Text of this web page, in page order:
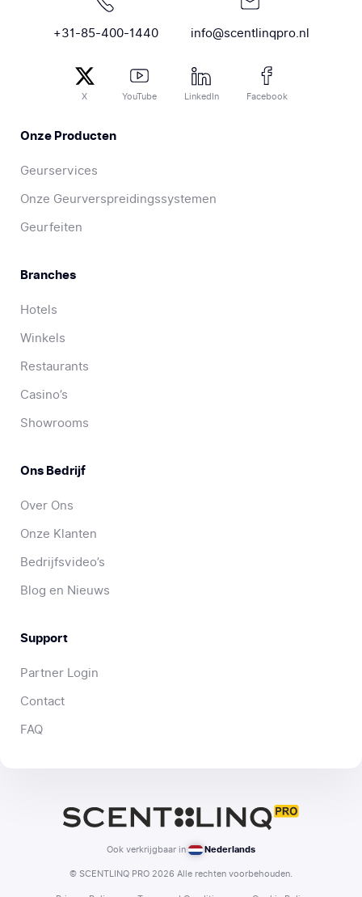
+31-85-400-1440 info@scentlinqpro.nl
X YouTube LinkedIn Facebook
Onze Producten
Geurservices
Onze Geurverspreidingssystemen
Geurfeiten
Branches
Hotels
Winkels
Restaurants
Casino’s
Showrooms
Ons Bedrijf
Over Ons
Onze Klanten
Bedrijfsvideo’s
Blog en Nieuws
Support
Partner Login
Contact
FAQ
Ook verkrijgbaar in Nederlands
© SCENTLINQ PRO 2026 Alle rechten voorbehouden.